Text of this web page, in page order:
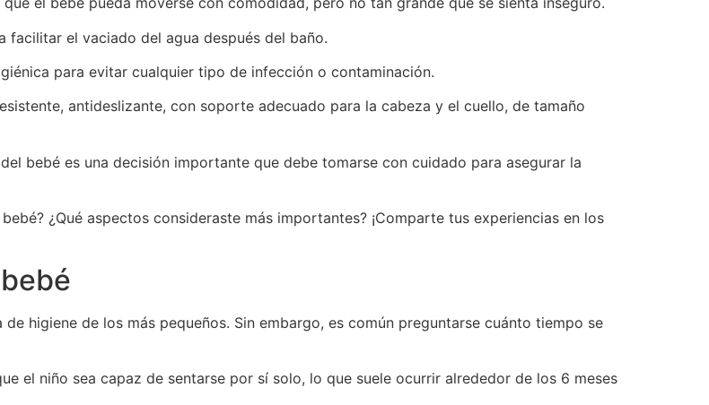
facilitar el vaciado del agua después del baño.
para evitar cualquier tipo de infección o contaminación.
antideslizante, con soporte adecuado para la cabeza y el cuello, de tamaño
bebé es una decisión importante que debe tomarse con cuidado para asegurar la
¿Qué aspectos consideraste más importantes? ¡Comparte tus experiencias en los
higiene de los más pequeños. Sin embargo, es común preguntarse cuánto tiempo se
el niño sea capaz de sentarse por sí solo, lo que suele ocurrir alrededor de los 6 meses